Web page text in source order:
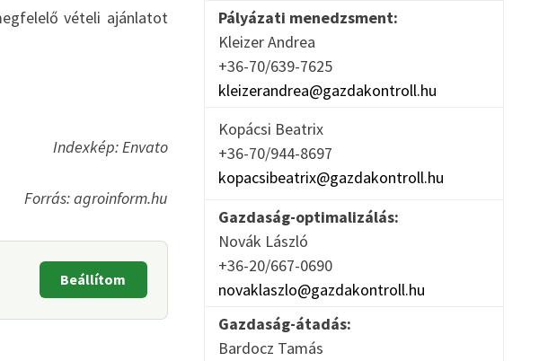
vételi ajánlatot
Indexkép: Envato
Forrás: agroinform.hu
Beállítom
Pályázati menedzsment:
Kleizer Andrea
+36-70/639-7625
kleizerandrea@gazdakontroll.hu
Kopácsi Beatrix
+36-70/944-8697
kopacsibeatrix@gazdakontroll.hu
Gazdaság-optimalizálás:
Novák László
+36-20/667-0690
novaklaszlo@gazdakontroll.hu
Gazdaság-átadás:
Bardocz Tamás